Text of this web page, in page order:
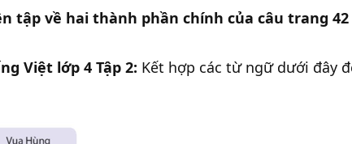
tập về hai thành phần chính của câu trang 42
Việt lớp 4 Tập 2: Kết hợp các từ ngữ dưới đây